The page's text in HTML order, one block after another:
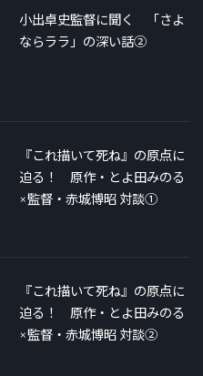
小出卓史監督に聞く 「さよ
ならララ」の深い話②
『これ描いて死ね』の原点に
迫る！ 原作・とよ田みのる
×監督・赤城博昭 対談①
『これ描いて死ね』の原点に
迫る！ 原作・とよ田みのる
×監督・赤城博昭 対談②